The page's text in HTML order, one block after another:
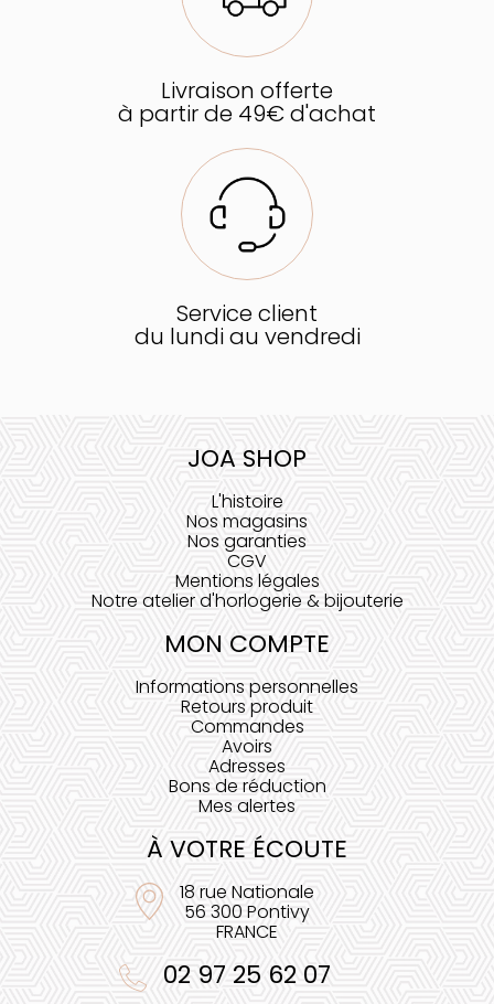
Livraison offerte
à partir de 49€ d'achat
Service client
du lundi au vendredi
JOA SHOP
L'histoire
Nos magasins
Nos garanties
CGV
Mentions légales
Notre atelier d'horlogerie & bijouterie
MON COMPTE
Informations personnelles
Retours produit
Commandes
Avoirs
Adresses
Bons de réduction
Mes alertes
À VOTRE ÉCOUTE
18 rue Nationale
56 300 Pontivy
FRANCE
02 97 25 62 07